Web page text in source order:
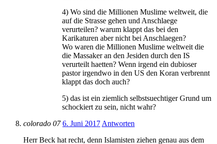
4) Wo sind die Millionen Muslime weltweit, die
auf die Strasse gehen und Anschlaege
verurteilen? warum klappt das bei den
Karikaturen aber nicht bei Anschlaegen?
Wo waren die Millionen Muslime weltweit die
die Massaker an den Jesiden durch den IS
verurteilt haetten? Wenn irgend ein dubioser
pastor irgendwo in den US den Koran verbrennt
klappt das doch auch?
5) das ist ein ziemlich selbstsuechtiger Grund um
schockiert zu sein, nicht wahr?
colorado 07 6. Juni 2017 Antworten
Herr Beck hat recht, denn Islamisten ziehen genau aus dem